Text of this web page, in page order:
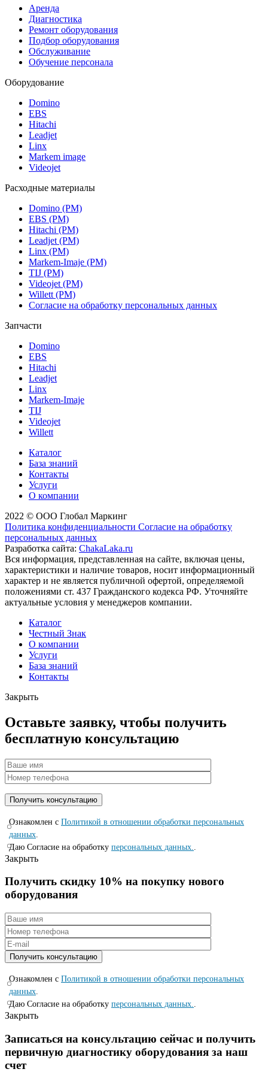
Аренда
Диагностика
Ремонт оборудования
Подбор оборудования
Обслуживание
Обучение персонала
Оборудование
Domino
EBS
Hitachi
Leadjet
Linx
Markem image
Videojet
Расходные материалы
Domino (РМ)
EBS (РМ)
Hitachi (РМ)
Leadjet (РМ)
Linx (РМ)
Markem-Imaje (РМ)
TIJ (РМ)
Videojet (РМ)
Willett (РМ)
Согласие на обработку персональных данных
Запчасти
Domino
EBS
Hitachi
Leadjet
Linx
Markem-Imaje
TIJ
Videojet
Willett
Каталог
База знаний
Контакты
Услуги
О компании
2022 © ООО Глобал Маркинг
Политика конфиденциальности Согласие на обработку
персональных данных
Разработка сайта: ChakaLaka.ru
Вся информация, представленная на сайте, включая цены,
характеристики и наличие товаров, носит информационный
характер и не является публичной офертой, определяемой
положениями ст. 437 Гражданского кодекса РФ. Уточняйте
актуальные условия у менеджеров компании.
Каталог
Честный Знак
О компании
Услуги
База знаний
Контакты
Закрыть
Оставьте заявку, чтобы получить
бесплатную консультацию
Ознакомлен с Политикой в отношении обработки персональных
данных
Даю Согласие на обработку персональных данных.
Закрыть
Получить скидку 10% на покупку нового
оборудования
Ознакомлен с Политикой в отношении обработки персональных
данных
Даю Согласие на обработку персональных данных.
Закрыть
Записаться на консyльтацию сейчас и полyчить
первичную диагностикy оборyдования за наш
счет